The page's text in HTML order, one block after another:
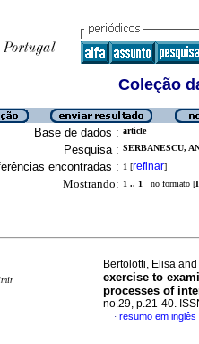
Coleção
Base de dados : article
Pesquisa : SERBANESCU,
encontradas : 1 [refinar]
Mostrando: 1 .. 1 no formato [
Bertolotti, Elisa
exercise to
processes of
no.29, p.21-40.
· resumo em inglês